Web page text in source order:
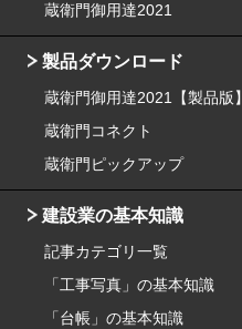
蔵衛門御用達2021
製品ダウンロード
蔵衛門御用達2021【製品版】
蔵衛門コネクト
蔵衛門ピックアップ
建設業の基本知識
記事カテゴリ一覧
「工事写真」の基本知識
「台帳」の基本知識